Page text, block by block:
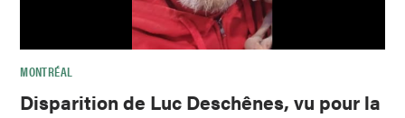
MONTRÉAL
Disparition de Luc Deschênes, vu pour la